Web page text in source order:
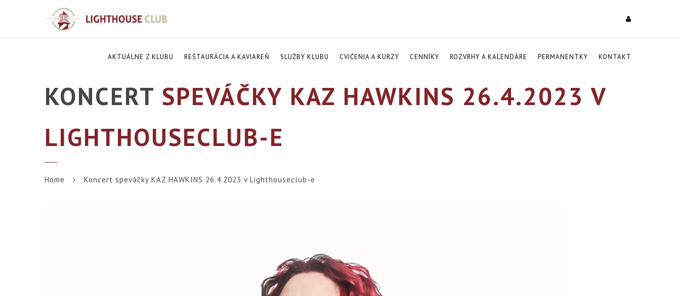
AKTUÁLNE Z KLUBU REŠTAURÁCIA A KAVIAREŇ SLUŽBY KLUBU CVIČENIA A KURZY CENNÍKY ROZVRHY A KALENDÁRE PERMANENTKY KONTAKT
KONCERT SPEVÁČKY KAZ HAWKINS 26.4.2023 V
LIGHTHOUSECLUB-E
Home Koncert speváčky KAZ HAWKINS 26.4.2023 v Lighthouseclub-e